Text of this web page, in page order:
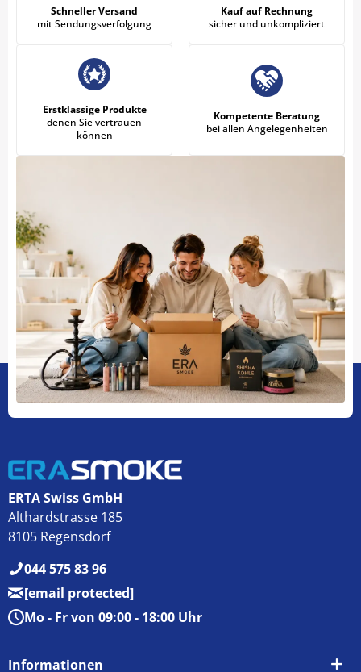
Schneller Versand
mit Sendungsverfolgung
Kauf auf Rechnung
sicher und unkompliziert
Erstklassige Produkte
denen Sie vertrauen
können
Kompetente Beratung
bei allen Angelegenheiten
ERTA Swiss GmbH
Althardstrasse 185
8105 Regensdorf
044 575 83 96
[email protected]
Mo - Fr von 09:00 - 18:00 Uhr
Informationen